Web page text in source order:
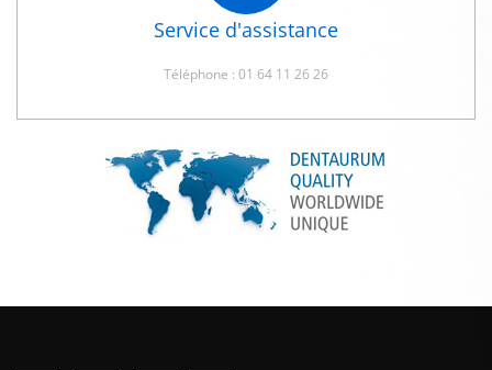
Service d'assistance
Téléphone : 01 64 11 26 26